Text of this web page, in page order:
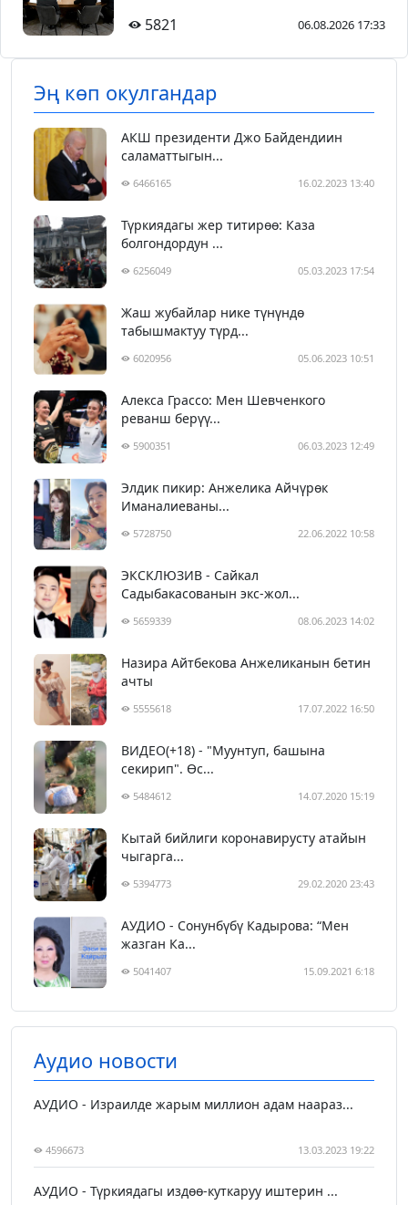
5821 06.08.2026 17:33
Эң көп окулгандар
АКШ президенти Джо Байдендиин
саламаттыгын...
6466165 16.02.2023 13:40
Түркиядагы жер титирөө: Каза
болгондордун ...
6256049 05.03.2023 17:54
Жаш жубайлар нике түнүндө
табышмактуу түрд...
6020956 05.06.2023 10:51
Алекса Грассо: Мен Шевченкого
реванш берүү...
5900351 06.03.2023 12:49
Элдик пикир: Анжелика Айчүрөк
Иманалиеваны...
5728750 22.06.2022 10:58
ЭКСКЛЮЗИВ - Сайкал
Садыбакасованын экс-жол...
5659339 08.06.2023 14:02
Назира Айтбекова Анжеликанын бетин
ачты
5555618 17.07.2022 16:50
ВИДЕО(+18) - "Муунтуп, башына
секирип". Өс...
5484612 14.07.2020 15:19
Кытай бийлиги коронавирусту атайын
чыгарга...
5394773 29.02.2020 23:43
АУДИО - Сонунбүбү Кадырова: “Мен
жазган Ка...
5041407 15.09.2021 6:18
Аудио новости
АУДИО - Израилде жарым миллион адам наараз...
4596673 13.03.2023 19:22
АУДИО - Түркиядагы издөө-куткаруу иштерин ...